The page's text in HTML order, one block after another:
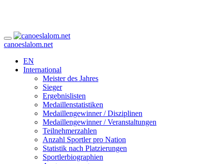
canoeslalom.net
EN
International
Meister des Jahres
Sieger
Ergebnislisten
Medaillenstatistiken
Medaillengewinner / Disziplinen
Medaillengewinner / Veranstaltungen
Teilnehmerzahlen
Anzahl Sportler pro Nation
Statistik nach Platzierungen
Sportlerbiographien